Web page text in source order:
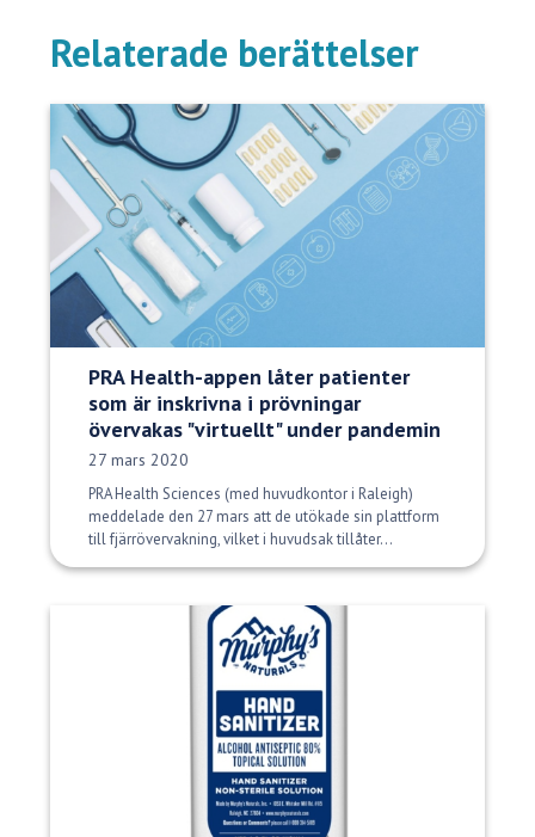
Relaterade berättelser
PRA Health-appen låter patienter
som är inskrivna i prövningar
övervakas "virtuellt" under pandemin
Publiceringsdatum:
27 mars 2020
PRA Health Sciences (med huvudkontor i Raleigh)
meddelade den 27 mars att de utökade sin plattform
till fjärrövervakning, vilket i huvudsak tillåter...